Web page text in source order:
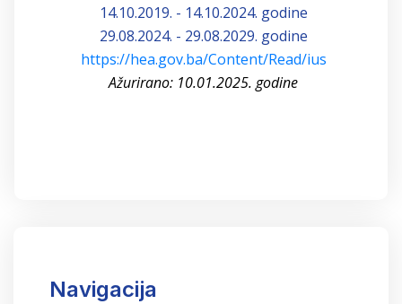
14.10.2019. - 14.10.2024. godine
29.08.2024. - 29.08.2029. godine
https://hea.gov.ba/Content/Read/ius
Ažurirano: 10.01.2025. godine
Navigacija